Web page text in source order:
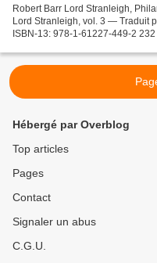
Robert Barr Lord Stranleigh,
Lord Stranleigh, vol. 3 — Traduit
ISBN-13: 978-1-61227-449-2
Hébergé par Overblog
Top articles
Pages
Contact
Signaler un abus
C.G.U.